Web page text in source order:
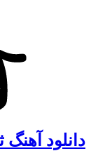
دانلود آهنگ